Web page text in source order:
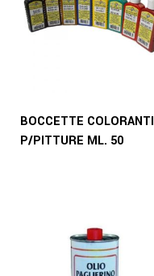
BOCCETTE COLORANTI
P/PITTURE ML. 50